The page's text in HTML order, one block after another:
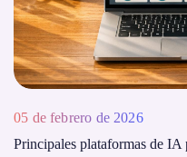
05 de febrero de 2026
Principales plataformas de IA